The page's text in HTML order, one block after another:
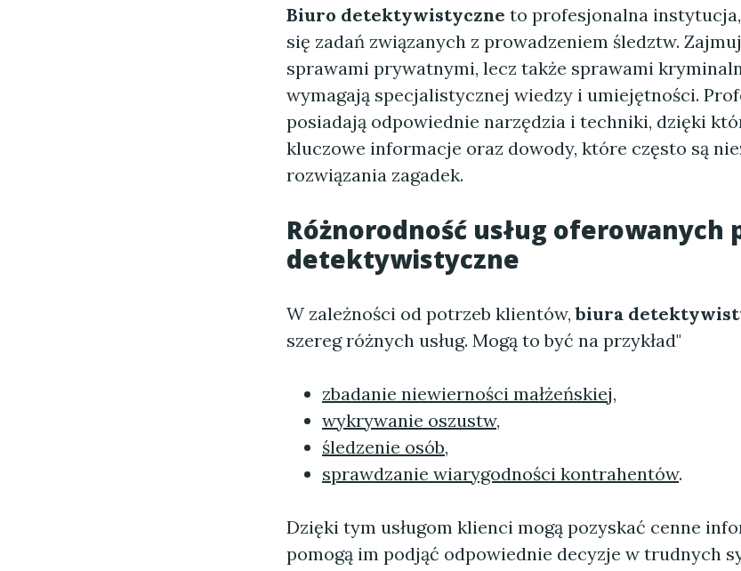
Biuro detektywistyczne to profesjonalna
się zadań związanych z prowadzeniem śledztw.
sprawami prywatnymi, lecz także sprawami
wymagają specjalistycznej wiedzy i umiejętności.
posiadają odpowiednie narzędzia i techniki, dzięki
kluczowe informacje oraz dowody, które często są
rozwiązania zagadek.
Różnorodność usług oferowanych
detektywistyczne
W zależności od potrzeb klientów,biura
szereg różnych usług. Mogą to być na przykład"
zbadanie niewierności małżeńskiej,
wykrywanie oszustw,
śledzenie osób,
sprawdzanie wiarygodności kontrahentów.
Dzięki tym usługom klienci mogą pozyskać cenne
pomogą im podjąć odpowiednie decyzje w trudnych